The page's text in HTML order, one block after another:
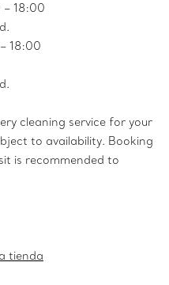
18:00
18:00
cleaning service for your
to availability. Booking
is recommended to
tienda